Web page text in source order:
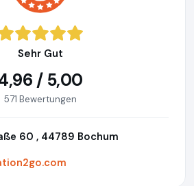
Sehr Gut
/ 5,00
571 Bewertungen
60 , 44789 Bochum